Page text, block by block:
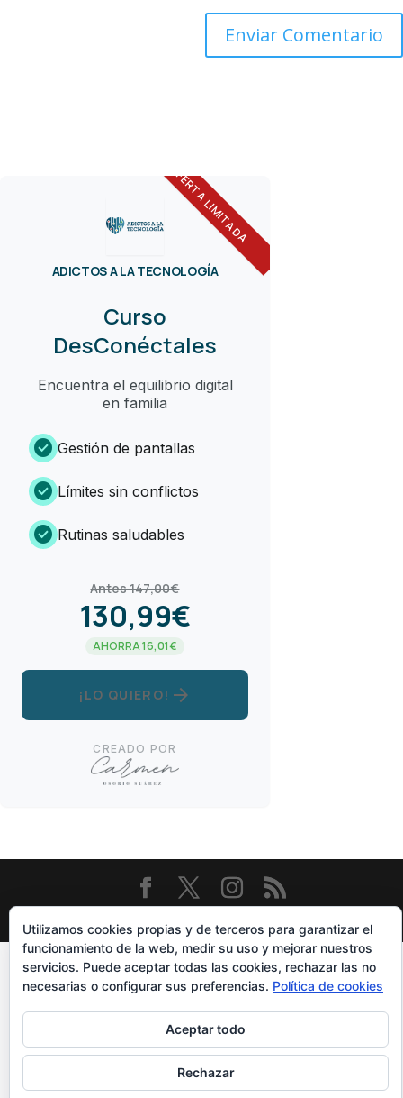
OFERTA LIMITADA
ADICTOS A LA TECNOLOGÍA
Curso
DesConéctales
Encuentra el equilibrio digital
en familia
check_circle Gestión de pantallas
check_circle Límites sin conflictos
check_circle Rutinas saludables
Antes 147,00€
130,99€
AHORRA 16,01€
¡LO QUIERO! arrow_forward
CREADO POR
Utilizamos cookies propias y de terceros para garantizar el
funcionamiento de la web, medir su uso y mejorar nuestros
servicios. Puede aceptar todas las cookies, rechazar las no
necesarias o configurar sus preferencias. Política de cookies
Aceptar todo
Rechazar